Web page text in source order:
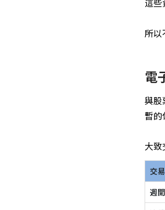
這些
所以
電
與股
暫的
大致
交
週